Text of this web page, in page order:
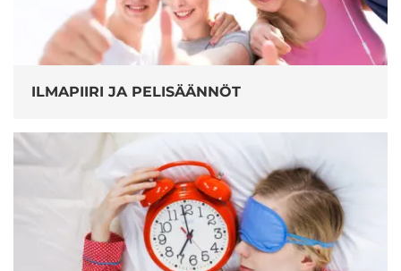
ILMAPIIRI JA PELISÄÄNNÖT